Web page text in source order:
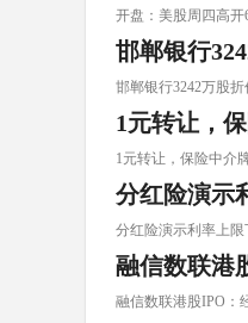
开盘：美股周四高开
邯郸银行
邯郸银行3242万股折
1元转让，
1元转让，保险中介
分红险演示
分红险演示利率上限
融信数联港
融信数联港股IPO：